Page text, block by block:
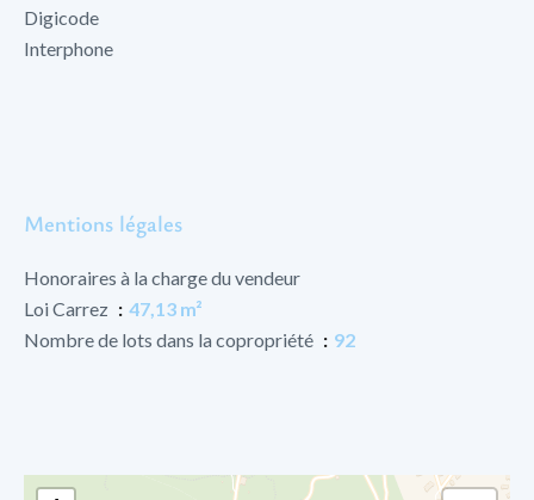
Digicode
Interphone
Mentions légales
Honoraires à la charge du vendeur
Loi Carrez
47,13 m²
Nombre de lots dans la copropriété
92